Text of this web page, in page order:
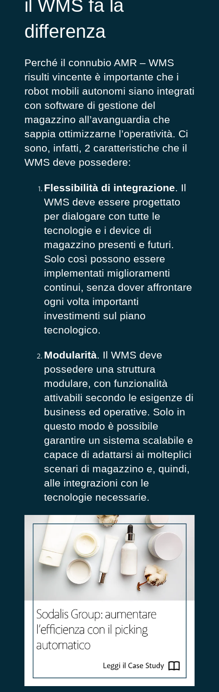
il WMS fa la
differenza
Perché il connubio AMR – WMS
risulti vincente è importante che i
robot mobili autonomi siano integrati
con software di gestione del
magazzino all’avanguardia che
sappia ottimizzarne l’operatività. Ci
sono, infatti, 2 caratteristiche che il
WMS deve possedere:
Flessibilità di integrazione . Il
WMS deve essere progettato
per dialogare con tutte le
tecnologie e i device di
magazzino presenti e futuri.
Solo così possono essere
implementati miglioramenti
continui, senza dover affrontare
ogni volta importanti
investimenti sul piano
tecnologico.
Modularità. Il WMS deve
possedere una struttura
modulare, con funzionalità
attivabili secondo le esigenze di
business ed operative. Solo in
questo modo è possibile
garantire un sistema scalabile e
capace di adattarsi ai molteplici
scenari di magazzino e, quindi,
alle integrazioni con le
tecnologie necessarie.